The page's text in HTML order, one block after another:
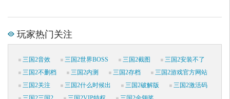
玩家热门关注
三国2音效 三国2世界BOSS 三国2截图
三国2安装不了
三国2不删档
三国2内测 三国2存档
三国2游戏官方网站
三国2关注
三国2什么时候出 三国2破解版
三国2激活码